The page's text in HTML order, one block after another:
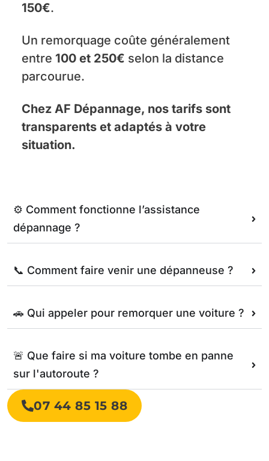
150€.
Un remorquage coûte généralement
entre 100 et 250€ selon la distance
parcourue.
Chez AF Dépannage, nos tarifs sont
transparents et adaptés à votre
situation.
⚙️ Comment fonctionne l’assistance
dépannage ?
📞 Comment faire venir une dépanneuse ?
🚗 Qui appeler pour remorquer une voiture ?
🚨 Que faire si ma voiture tombe en panne
sur l'autoroute ?
07 44 85 15 88